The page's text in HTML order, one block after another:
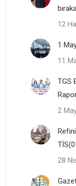
12
1
11
TGS
2
28